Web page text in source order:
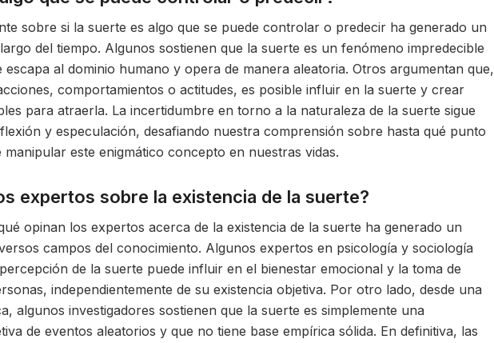
sobre si la suerte es algo que se puede controlar o predecir ha generado un
del tiempo. Algunos sostienen que la suerte es un fenómeno impredecible
al dominio humano y opera de manera aleatoria. Otros argumentan que,
comportamientos o actitudes, es posible influir en la suerte y crear
para atraerla. La incertidumbre en torno a la naturaleza de la suerte sigue
y especulación, desafiando nuestra comprensión sobre hasta qué punto
manipular este enigmático concepto en nuestras vidas.
expertos sobre la existencia de la suerte?
opinan los expertos acerca de la existencia de la suerte ha generado un
campos del conocimiento. Algunos expertos en psicología y sociología
de la suerte puede influir en el bienestar emocional y la toma de
independientemente de su existencia objetiva. Por otro lado, desde una
algunos investigadores sostienen que la suerte es simplemente una
de eventos aleatorios y que no tiene base empírica sólida. En definitiva, las